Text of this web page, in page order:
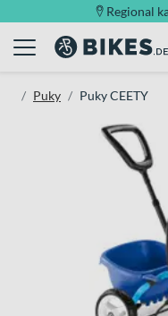
Regional
Puky Puky CEETY